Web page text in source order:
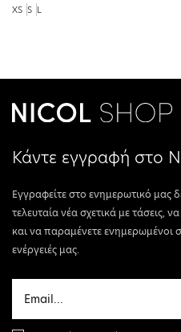
XS S L
Κάντε εγγραφή στο
Εγγραφείτε στο ενημερωτικό μας
τελευταία νέα σχετικά με τάσεις,
και να παραμένετε ενημερωμένοι
ενέργειές μας.